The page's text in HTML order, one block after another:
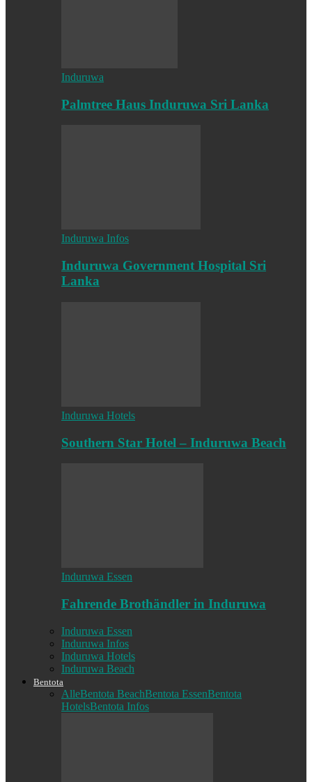
Induruwa
Palmtree Haus Induruwa Sri Lanka
Induruwa Infos
Induruwa Government Hospital Sri
Lanka
Induruwa Hotels
Southern Star Hotel – Induruwa Beach
Induruwa Essen
Fahrende Brothändler in Induruwa
Induruwa Essen
Induruwa Infos
Induruwa Hotels
Induruwa Beach
Bentota
AlleBentota BeachBentota EssenBentota
HotelsBentota Infos